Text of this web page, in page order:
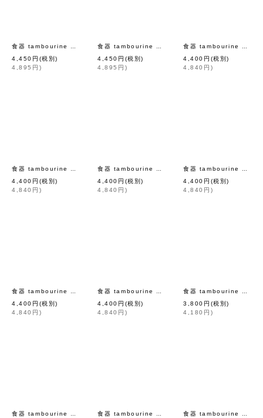
食器 tambourine カップ＆ソーサー (GR) [mina perhonen]
4,450 円 (税別)
4,895 円 )
食器 tambourine カップ＆ソーサー (DBL) [
mina
4,450 円 (税別)
4,895 円 )
食器 tambourine ボウル (WH)
4,400 円 (税別)
4,840 円 )
食器 tambourine ボウル (PK) [mina perhonen
4,400 円 (税別)
4,840 円 )
食器 tambourine ボウル (LBR) [mina perhonen
4,400 円 (税別)
4,840 円 )
食器 tambourine ボウル (GR)
4,400 円 (税別)
4,840 円 )
食器 tambourine ボウル (LBL) [mina perhonen
4,400 円 (税別)
4,840 円 )
食器 tambourine ボウル (DBL) [mina perhonen
4,400 円 (税別)
4,840 円 )
食器 tambourine プレート S (WH)
3,800 円 (税別)
4,180 円 )
食器 tambourine プレート S (PK) [mina perhonen ]
食器 tambourine プレート S (LBR) [mina
食器 tambourine プレート S（GR）